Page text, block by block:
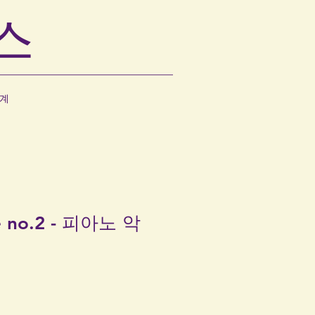
no.2 - 피아노 악